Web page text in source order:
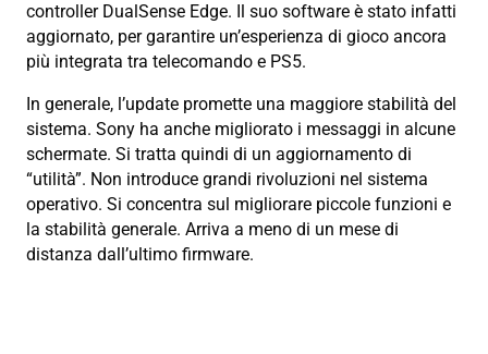
controller DualSense Edge. Il suo software è stato infatti
aggiornato, per garantire un’esperienza di gioco ancora
più integrata tra telecomando e PS5.
In generale, l’update promette una maggiore stabilità del
sistema. Sony ha anche migliorato i messaggi in alcune
schermate. Si tratta quindi di un aggiornamento di
“utilità”. Non introduce grandi rivoluzioni nel sistema
operativo. Si concentra sul migliorare piccole funzioni e
la stabilità generale. Arriva a meno di un mese di
distanza dall’ultimo firmware.